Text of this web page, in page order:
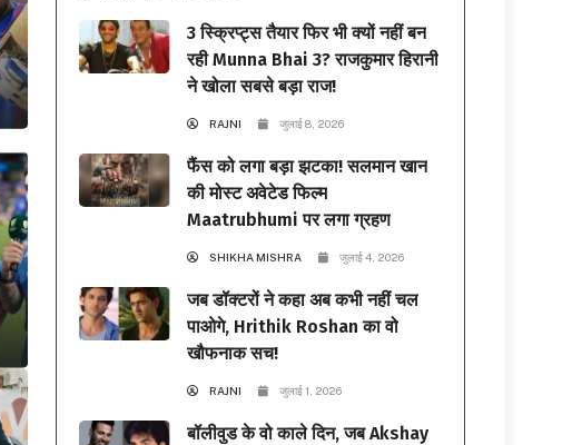
3 स्क्रिप्ट्स तैयार फिर भी क्यों नहीं बन
रही Munna Bhai 3? राजकुमार हिरानी
ने खोला सबसे बड़ा राज!
RAJNI जुलाई 8, 2026
फैंस को लगा बड़ा झटका! सलमान खान
की मोस्ट अवेटेड फिल्म
Maatrubhumi पर लगा ग्रहण
SHIKHA MISHRA जुलाई 4, 2026
जब डॉक्टरों ने कहा अब कभी नहीं चल
पाओगे, Hrithik Roshan का वो
खौफनाक सच!
RAJNI जुलाई 1, 2026
बॉलीवुड के वो काले दिन, जब Akshay